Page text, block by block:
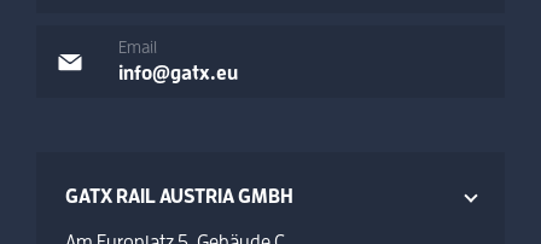
Email
info@gatx.eu
GATX RAIL AUSTRIA GMBH